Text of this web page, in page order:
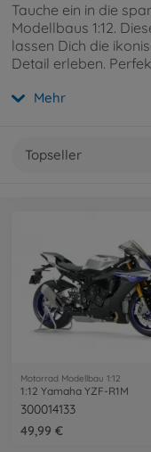
Tauche ein in die
Modellbaus 1:12.
lassen Dich die
Detail erleben.
Mehr
Topseller
Motorrad Modellbau 1:12
1:12 Yamaha YZF-R1M
300014133
49,99 €